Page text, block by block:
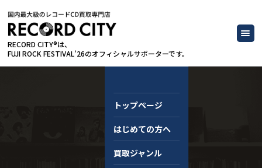
RECORD CITY®は、
FUJI ROCK FESTIVAL’26のオフィシャルサポーターです。
トップページ
はじめての方へ
買取ジャンル
コラム